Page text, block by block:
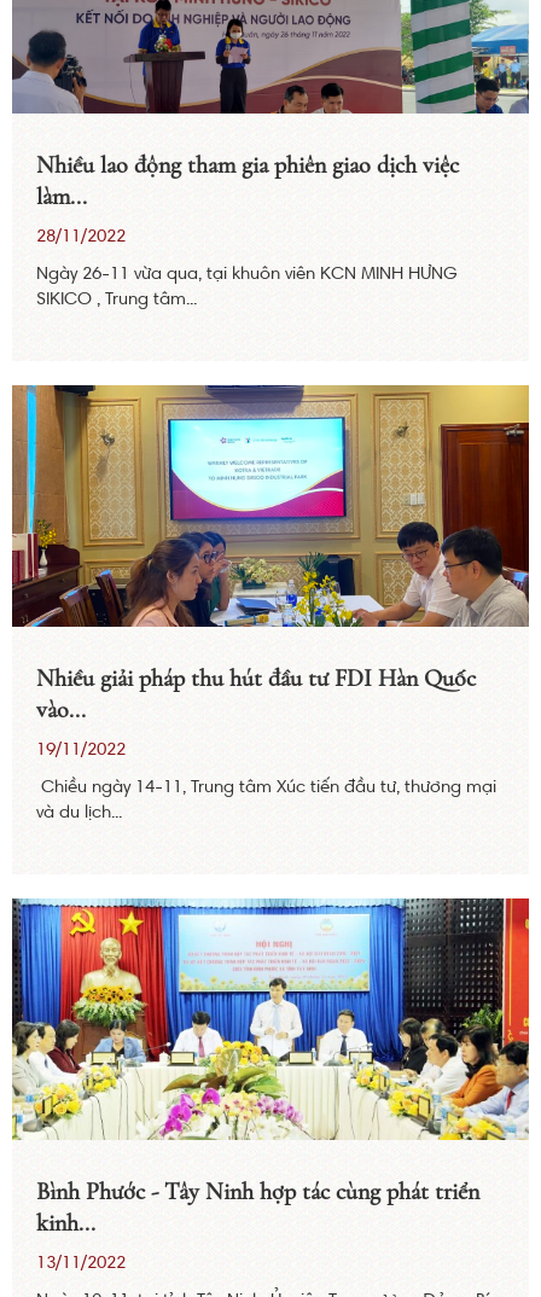
Nhiều lao động tham gia phiên giao dịch việc
làm...
28/11/2022
Ngày 26-11 vừa qua, tại khuôn viên KCN MINH HƯNG
SIKICO , Trung tâm...
Nhiều giải pháp thu hút đầu tư FDI Hàn Quốc
vào...
19/11/2022
Chiều ngày 14-11, Trung tâm Xúc tiến đầu tư, thương mại
và du lịch...
Bình Phước - Tây Ninh hợp tác cùng phát triển
kinh...
13/11/2022